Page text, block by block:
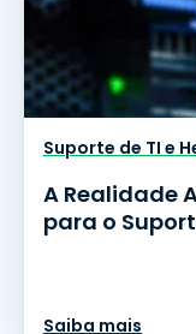
Suporte de TI e
A Realidade
para o
Saiba mais